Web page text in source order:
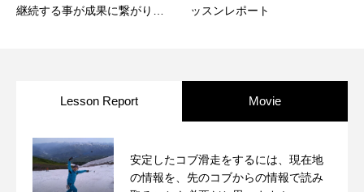
継続する事が成果に繋がりま
ッスンレポート
Lesson Report Movie
安定したコブ滑走をするには、現在地
の情報を、先のコブからの情報で読み